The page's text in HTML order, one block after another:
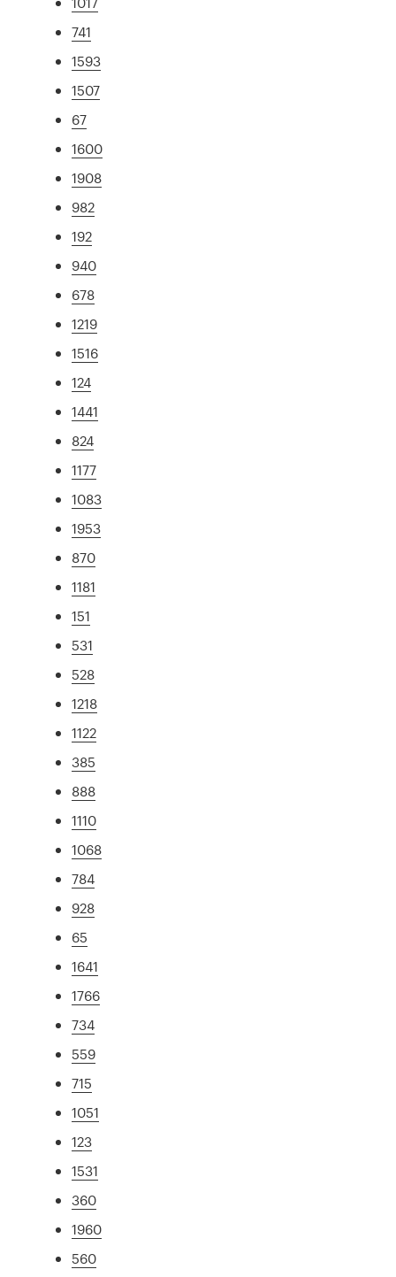
741
1593
1507
67
1600
1908
982
192
940
678
1219
1516
124
1441
824
1177
1083
1953
870
1181
151
531
528
1218
1122
385
888
1110
1068
784
928
65
1641
1766
734
559
715
1051
123
1531
360
1960
560